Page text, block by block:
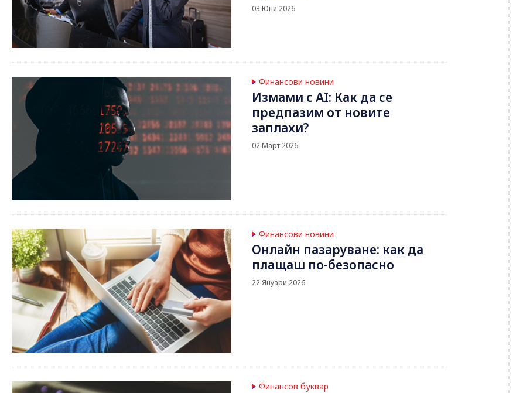
03 Юни 2026
Финансови новини
Измами с AI: Как да се
предпазим от новите
заплахи?
02 Март 2026
Финансови новини
Онлайн пазаруване: как да
плащаш по-безопасно
22 Януари 2026
Финансов буквар